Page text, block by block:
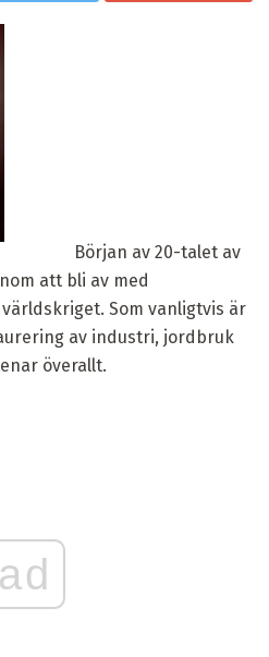
Början av 20-talet av
att bli av med
Som vanligtvis är
av industri, jordbruk
överallt.
ad